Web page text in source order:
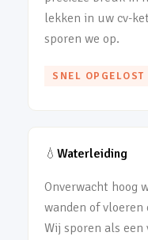
lekken in uw cv-
sporen we op.
SNEL OPGELOST
💧 Waterleiding
Onverwacht hoog
wanden of
Wij sporen als